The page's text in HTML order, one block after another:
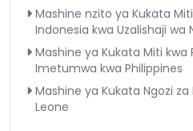
Mashine nzito ya Kukata
Indonesia kwa Uzalishaji wa
Mashine ya Kukata Miti
Imetumwa kwa Philippines
Mashine ya Kukata Ngozi
Leone